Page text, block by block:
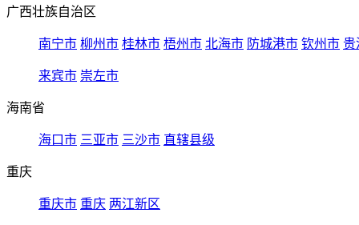
广西壮族自治区
南宁市 柳州市 桂林市 梧州市 北海市 防城港市 钦州市 贵
来宾市 崇左市
海南省
海口市 三亚市 三沙市 直辖县级
重庆
重庆市 重庆 两江新区